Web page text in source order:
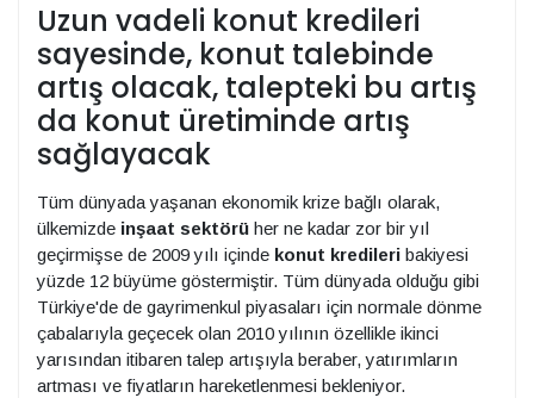
Uzun vadeli konut kredileri
sayesinde, konut talebinde
artış olacak, talepteki bu artış
da konut üretiminde artış
sağlayacak
Tüm dünyada yaşanan ekonomik krize bağlı olarak,
ülkemizde inşaat sektörü her ne kadar zor bir yıl
geçirmişse de 2009 yılı içinde konut kredileri bakiyesi
yüzde 12 büyüme göstermiştir. Tüm dünyada olduğu gibi
Türkiye'de de gayrimenkul piyasaları için normale dönme
çabalarıyla geçecek olan 2010 yılının özellikle ikinci
yarısından itibaren talep artışıyla beraber, yatırımların
artması ve fiyatların hareketlenmesi bekleniyor.